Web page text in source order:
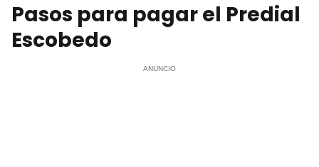
Pasos para pagar el Predial
Escobedo
ANUNCIO